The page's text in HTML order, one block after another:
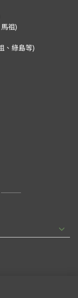
祖)
、綠島等)